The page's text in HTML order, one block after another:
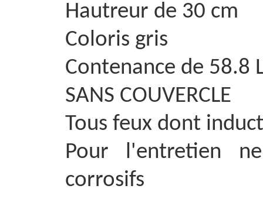
Hautreur de 30 cm
Coloris gris
Contenance de 58.8
SANS COUVERCLE
Tous feux dont
Pour l'entretien
corrosifs